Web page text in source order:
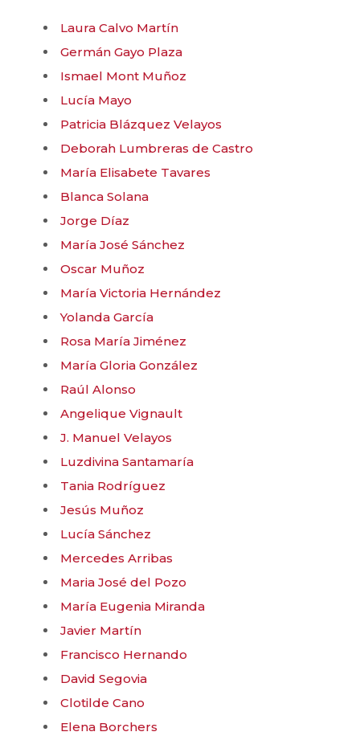
Laura Calvo Martín
Germán Gayo Plaza
Ismael Mont Muñoz
Lucía Mayo
Patricia Blázquez Velayos
Deborah Lumbreras de Castro
María Elisabete Tavares
Blanca Solana
Jorge Díaz
María José Sánchez
Oscar Muñoz
María Victoria Hernández
Yolanda García
Rosa María Jiménez
María Gloria González
Raúl Alonso
Angelique Vignault
J. Manuel Velayos
Luzdivina Santamaría
Tania Rodríguez
Jesús Muñoz
Lucía Sánchez
Mercedes Arribas
Maria José del Pozo
María Eugenia Miranda
Javier Martín
Francisco Hernando
David Segovia
Clotilde Cano
Elena Borchers